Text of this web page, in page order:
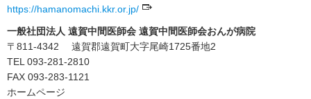
https://hamanomachi.kkr.or.jp/
一般社団法人 遠賀中間医師会 遠賀中間医師会おんが病院
〒811-4342 遠賀郡遠賀町大字尾崎1725番地2
TEL 093-281-2810
FAX 093-283-1121
ホームページ